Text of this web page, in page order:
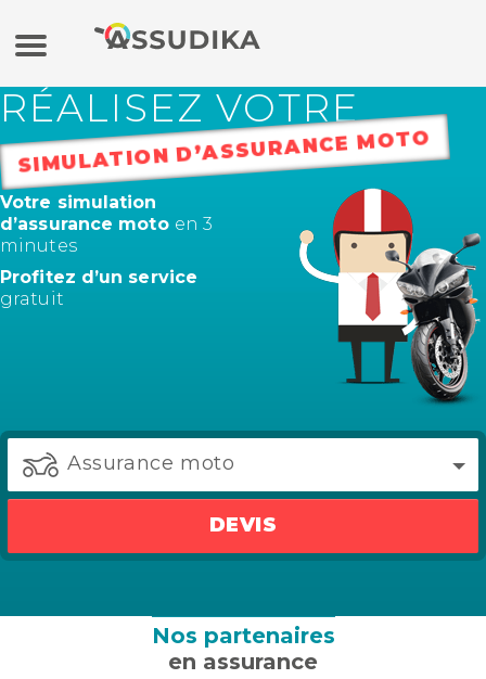
Assurance auto
Assurance moto
Assurance habitation
Mutuelle
Banque en ligne / Epargne
Assurance emprunteur
Assurance particulier
Assurance professionnelle
RÉALISEZ VOTRE
SIMULATION D’ASSURANCE MOTO
Votre simulation
d’assurance moto en 3
minutes
Profitez d’un service
gratuit
Assurance moto
DEVIS
Nos partenaires
en assurance